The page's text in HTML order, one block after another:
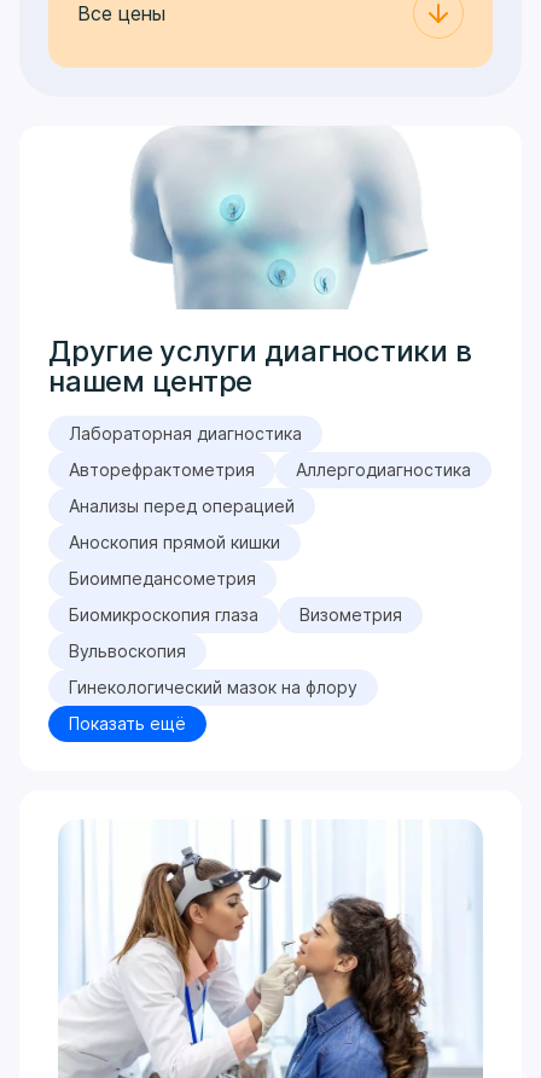
Все цены
Другие услуги диагностики в
нашем центре
Лабораторная диагностика
Авторефрактометрия
Аллергодиагностика
Анализы перед операцией
Аноскопия прямой кишки
Биоимпедансометрия
Биомикроскопия глаза
Визометрия
Вульвоскопия
Гинекологический мазок на флору
Показать ещё